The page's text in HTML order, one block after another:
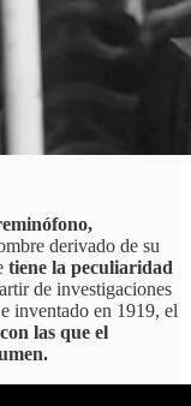
derivado de su
tiene la peculiaridad
de investigaciones
inventado en 1919, el
las que el